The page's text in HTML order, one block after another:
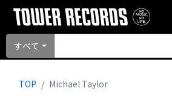
すべて
TOP Michael Taylor